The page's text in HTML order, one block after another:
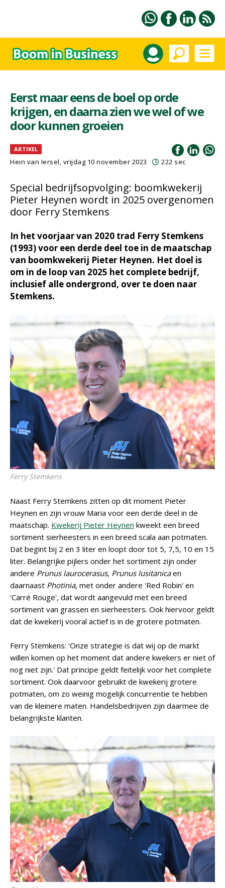
Eerst maar eens de boel op orde
krijgen, en daarna zien we wel of we
door kunnen groeien
ARTIKEL
Hein van Iersel, vrijdag 10 november 2023 222 sec
Special bedrijfsopvolging: boomkwekerij
Pieter Heynen wordt in 2025 overgenomen
door Ferry Stemkens
In het voorjaar van 2020 trad Ferry Stemkens
(1993) voor een derde deel toe in de maatschap
van boomkwekerij Pieter Heynen. Het doel is
om in de loop van 2025 het complete bedrijf,
inclusief alle ondergrond, over te doen naar
Stemkens.
Ferry Stemkens
Naast Ferry Stemkens zitten op dit moment Pieter
Heynen en zijn vrouw Maria voor een derde deel in de
maatschap. Kwekerij Pieter Heynen kweekt een breed
sortiment sierheesters in een breed scala aan potmaten.
Dat begint bij 2 en 3 liter en loopt door tot 5, 7,5, 10 en 15
liter. Belangrijke pijlers onder het sortiment zijn onder
andere Prunus laurocerasus, Prunus lusitanicaen
daarnaast Photinia, met onder andere 'Red Robin' en
'Carré Rouge', dat wordt aangevuld met een breed
sortiment van grassen en sierheesters. Ook hiervoor geldt
dat de kwekerij vooral actief is in de grotere potmaten.
Ferry Stemkens: 'Onze strategie is dat wij op de markt
willen komen op het moment dat andere kwekers er niet of
nog niet zijn.' Dat principe geldt feitelijk voor het complete
sortiment. Ook daarvoor gebruikt de kwekerij grotere
potmaten, om zo weinig mogelijk concurrentie te hebben
van de kleinere maten. Handelsbedrijven zijn daarmee de
belangrijkste klanten.